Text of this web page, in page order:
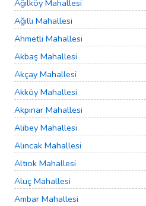
Ağılköy Mahallesi
Ağıllı Mahallesi
Ahmetli Mahallesi
Akbaş Mahallesi
Akçay Mahallesi
Akköy Mahallesi
Akpınar Mahallesi
Alibey Mahallesi
Alıncak Mahallesi
Altıok Mahallesi
Aluç Mahallesi
Ambar Mahallesi